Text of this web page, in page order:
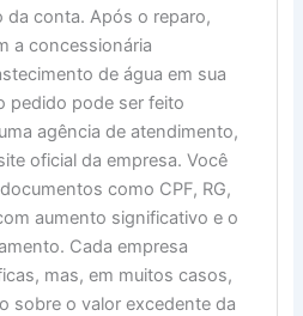
da conta. Após o reparo,
a concessionária
de água em sua
pedido pode ser feito
agência de atendimento,
oficial da empresa. Você
como CPF, RG,
aumento significativo e o
Cada empresa
mas, em muitos casos,
sobre o valor excedente da